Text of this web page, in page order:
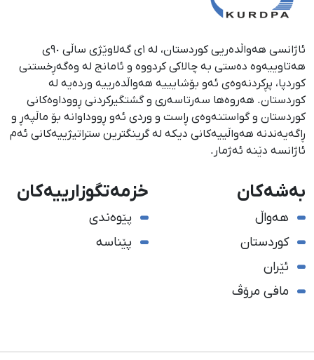
ئاژانسی هەواڵدەریی کوردستان، لە ١ی گەلاوێژی ساڵی ٩٠ی
هەتاوییەوە دەستی بە چالاکی کردووە و ئامانج لە وەگەڕخستنی
كوردپا، پڕكردنەوەی ئەو بۆشایییە هەواڵدەرییە وردەیە لە
كوردستان. هەروەها سەرتاسەری و گشتگیركردنی ڕووداوەكانی
كوردستان و گواستنەوەی ڕاست و وردی ئەو ڕووداوانە بۆ ماڵپەڕ و
ڕاگەیەندنە هەواڵییەكانی دیكە لە گرینگترین ستراتیژییەكانی ئەم
ئاژانسە دێنە ئەژمار.
بەشەکان
هەواڵ
کوردستان
ئێران
مافی مرۆڤ
خزمەتگوزارییەکان
پێوەندی
پێناسە